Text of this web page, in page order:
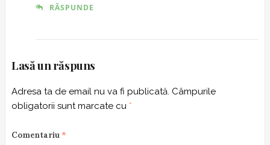
RĂSPUNDE
Lasă un răspuns
Adresa ta de email nu va fi publicată. Câmpurile
obligatorii sunt marcate cu *
Comentariu *